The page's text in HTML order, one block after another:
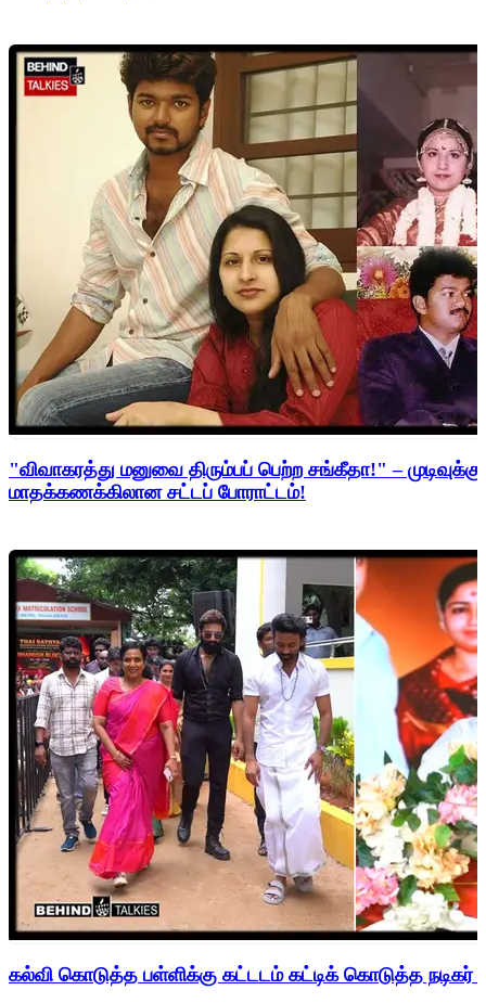
"விவாகரத்து மனுவை திரும்பப் பெற்ற சங்கீதா!" –
மாதக்கணக்கிலான சட்டப் போராட்டம்!
கல்வி கொடுத்த பள்ளிக்கு கட்டடம் கட்டிக் கொடுத்த நடிகர்